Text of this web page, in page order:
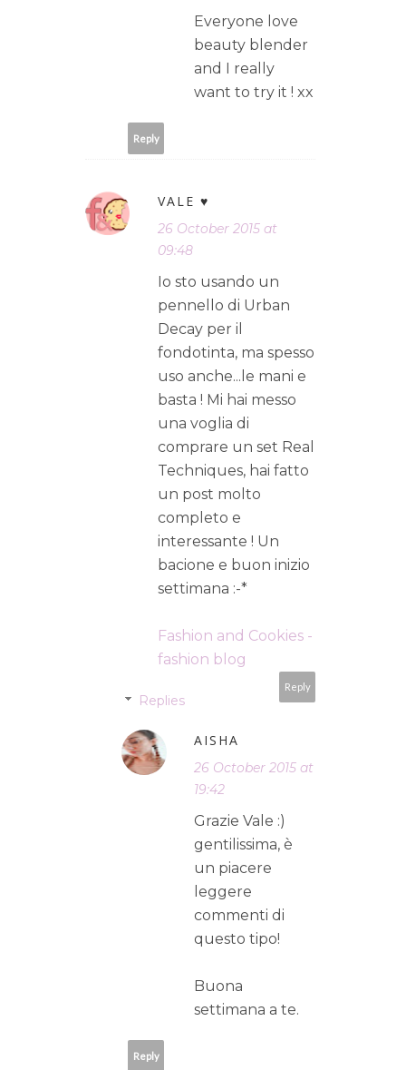
Everyone love
beauty blender
and I really
want to try it ! xx
Reply
VALE ♥
26 October 2015 at
09:48
Io sto usando un
pennello di Urban
Decay per il
fondotinta, ma spesso
uso anche...le mani e
basta ! Mi hai messo
una voglia di
comprare un set Real
Techniques, hai fatto
un post molto
completo e
interessante ! Un
bacione e buon inizio
settimana :-*
Fashion and Cookies -
fashion blog
Reply
Replies
AISHA
26 October 2015 at
19:42
Grazie Vale :)
gentilissima, è
un piacere
leggere
commenti di
questo tipo!
Buona
settimana a te.
Reply